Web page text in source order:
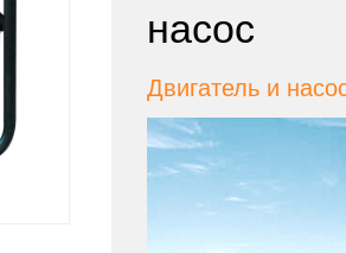
насос
Двигатель и